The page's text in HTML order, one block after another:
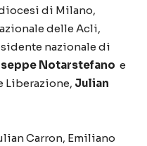
di Milano,
delle Acli,
nazionale di
Notarstefano e
Liberazione, Julian
Carron, Emiliano